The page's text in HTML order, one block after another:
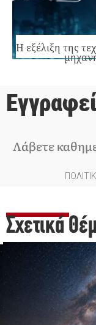
Η εξέλιξη της
Λάβετε
Σχετικά